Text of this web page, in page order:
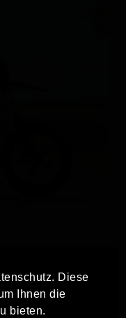
Diese
Ihnen die
bieten.